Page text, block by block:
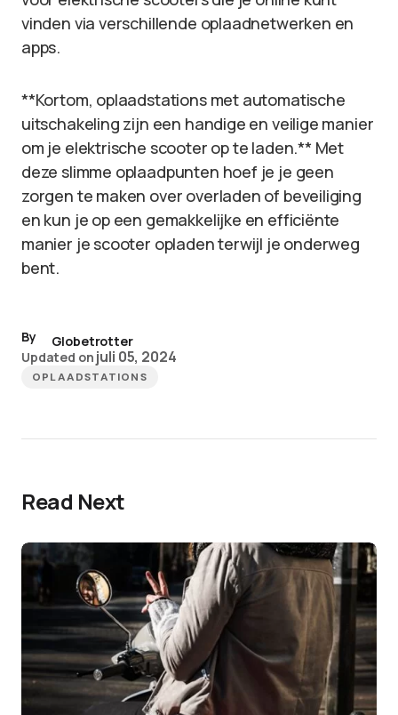
vinden via verschillende oplaadnetwerken en
apps.
**Kortom, oplaadstations met automatische
uitschakeling zijn een handige en veilige manier
om je elektrische scooter op te laden.** Met
deze slimme oplaadpunten hoef je je geen
zorgen te maken over overladen of beveiliging
en kun je op een gemakkelijke en efficiënte
manier je scooter opladen terwijl je onderweg
bent.
By
Globetrotter
Updated on juli 05, 2024
OPLAADSTATIONS
Read Next